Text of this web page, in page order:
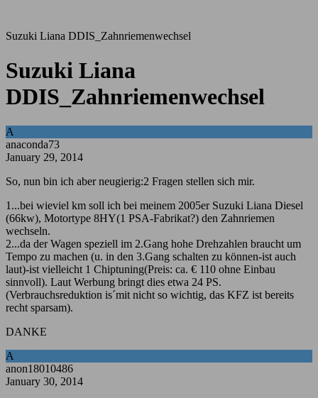
Suzuki Liana DDIS_Zahnriemenwechsel
Suzuki Liana
DDIS_Zahnriemenwechsel
A
anaconda73
January 29, 2014
So, nun bin ich aber neugierig:2 Fragen stellen sich mir.
1...bei wieviel km soll ich bei meinem 2005er Suzuki Liana Diesel
(66kw), Motortype 8HY(1 PSA-Fabrikat?) den Zahnriemen
wechseln.
2...da der Wagen speziell im 2.Gang hohe Drehzahlen braucht um
Tempo zu machen (u. in den 3.Gang schalten zu können-ist auch
laut)-ist vielleicht 1 Chiptuning(Preis: ca. € 110 ohne Einbau
sinnvoll). Laut Werbung bringt dies etwa 24 PS.
(Verbrauchsreduktion is´mit nicht so wichtig, das KFZ ist bereits
recht sparsam).
DANKE
A
anon18010486
January 30, 2014